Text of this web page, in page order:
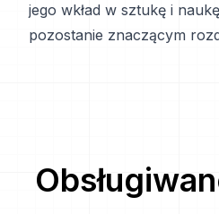
jego wkład w sztukę i
pozostanie znaczącym